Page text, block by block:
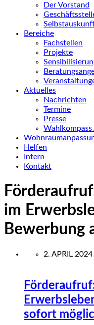
Der Vorstand
Bereiche
Fachstellen
Projekte
Aktuelles
Nachrichten
Termine
Presse
Helfen
Intern
Kontakt
im
Bewerbung
2. APRIL 2024
sofort